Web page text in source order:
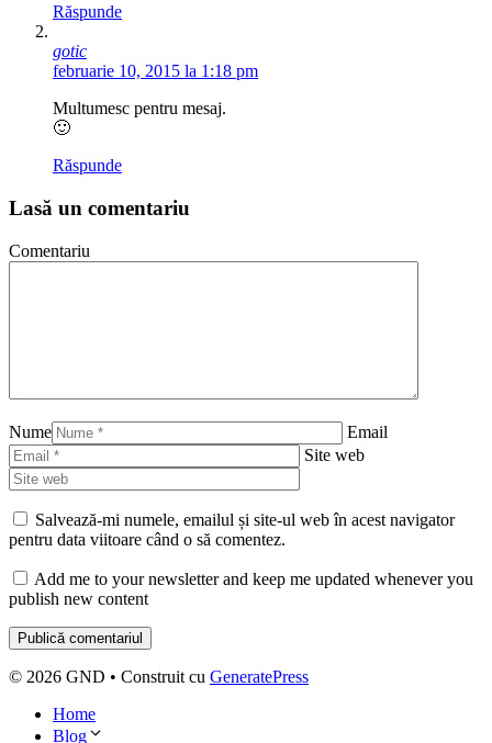
Răspunde
gotic
februarie 10, 2015 la 1:18 pm
Multumesc pentru mesaj.
🙂
Răspunde
Lasă un comentariu
Comentariu
Nume
Email
Site web
Salvează-mi numele, emailul și site-ul web în acest navigator
pentru data viitoare când o să comentez.
Add me to your newsletter and keep me updated whenever you
publish new content
© 2026 GND • Construit cu GeneratePress
Home
Blog